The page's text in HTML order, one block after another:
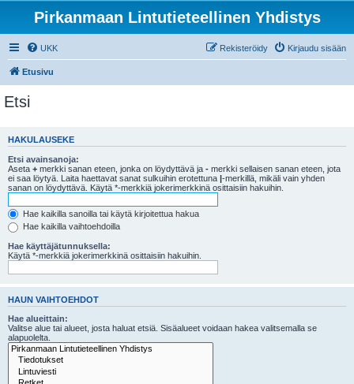
Pirkanmaan Lintutieteellinen Yhdistys
UKK Kirjaudu sisään
Rekisteröidy
Etusivu
Etsi
HAKULAUSEKE
Etsi avainsanoja:
Aseta + merkki sanan eteen, jonka on löydyttävä ja - merkki sellaisen sanan eteen, jota
ei saa löytyä. Laita haettavat sanat sulkuihin erotettuna |-merkillä, mikäli vain yhden
sanan on löydyttävä. Käytä *-merkkiä jokerimerkkinä osittaisiin hakuihin.
Hae kaikilla sanoilla tai käytä kirjoitettua hakua
Hae kaikilla vaihtoehdoilla
Hae käyttäjätunnuksella:
Käytä *-merkkiä jokerimerkkinä osittaisiin hakuihin.
HAUN VAIHTOEHDOT
Hae alueittain:
Valitse alue tai alueet, josta haluat etsiä. Sisäalueet voidaan hakea valitsemalla se
alapuolelta.